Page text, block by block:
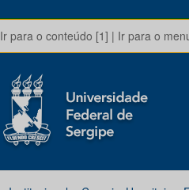
Ir para o conteúdo [1] | Ir para o